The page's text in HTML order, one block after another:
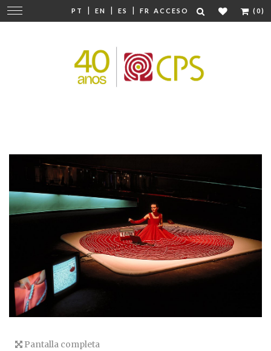
PT | EN | ES | FR ACCESO (0)
Cambiar
navegación
Pantalla completa